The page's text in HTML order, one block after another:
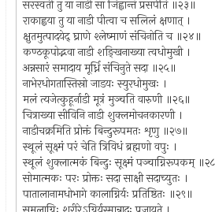
सरस्वती तु या नाडी सा जिह्वान्तं प्रसर्पति ॥२३॥
राकाह्वया तु या नाडी पीत्वा च सलिलं क्षणात् ।
क्षुतमुत्पादयेद् घ्राणे श्लेष्माणं संचिनोति च ॥२४॥
कण्ठकूपोद्भवा नाडी शङ्खिनाख्या त्वधोमुखी ।
अन्नसारं समादाय मूर्ध्नि संचिनुते सदा ॥२५॥
नाभेरधोगतास्तिस्रो जाडयः स्युरधोमुखः ।
मलं त्यजेत्कुहूर्नाडी मूत्रं मुञ्चति वारुणी ॥२६॥
चित्राख्या सीविनि नाडी शुक्लमोचनकारणी ।
नाडीचक्रमिति प्रोक्तं बिन्दुरूपमतः शृणु ॥२७॥
स्थूलं सूक्ष्मं परं चेति त्रिविधं ब्रह्मणो वपुः ।
स्थूलं शुक्लात्मकं बिन्दुः सूक्ष्मं पञ्चाग्निरूपकम्
सोमात्मकः परः प्रोक्तः सदा साक्षी सदाच्युतः ।
पातालानामधोभागे कालाग्निर्यः प्रतिष्ठितः ॥२९॥